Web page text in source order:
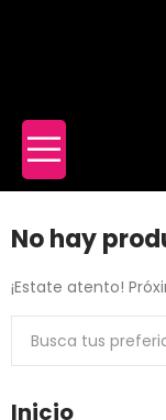
No hay
¡Estate atento!
Inicio